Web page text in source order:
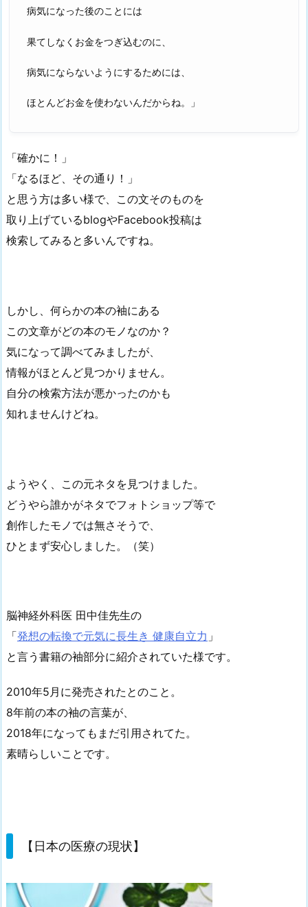
病気になった後のことには
果てしなくお金をつぎ込むのに、
病気にならないようにするためには、
ほとんどお金を使わないんだからね。」
「確かに！」
「なるほど、その通り！」
と思う方は多い様で、この文そのものを
取り上げているblogやFacebook投稿は
検索してみると多いんですね。
しかし、何らかの本の袖にある
この文章がどの本のモノなのか？
気になって調べてみましたが、
情報がほとんど見つかりません。
自分の検索方法が悪かったのかも
知れませんけどね。
ようやく、この元ネタを見つけました。
どうやら誰かがネタでフォトショップ等で
創作したモノでは無さそうで、
ひとまず安心しました。（笑）
脳神経外科医 田中佳先生の
「発想の転換で元気に長生き 健康自立力 」
と言う書籍の袖部分に紹介されていた様です。
2010年5月に発売されたとのこと。
8年前の本の袖の言葉が、
2018年になってもまだ引用されてた。
素晴らしいことです。
【日本の医療の現状】